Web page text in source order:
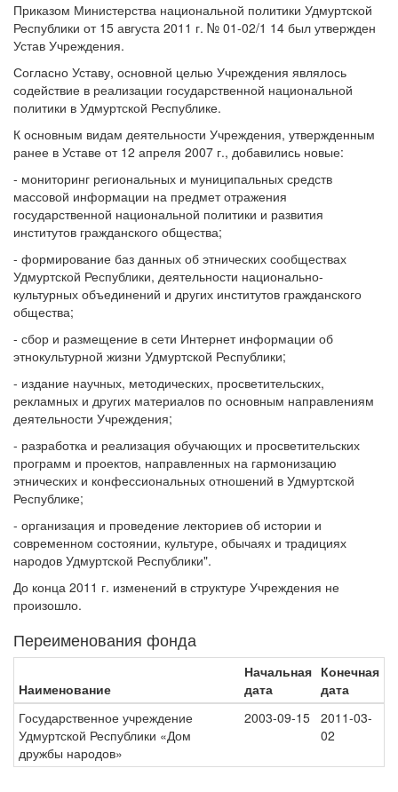
Приказом Министерства национальной политики Удмуртской
Республики от 15 августа 2011 г. № 01-02/1 14 был утвержден
Устав Учреждения.
Согласно Уставу, основной целью Учреждения являлось
содействие в реализации государственной национальной
политики в Удмуртской Республике.
К основным видам деятельности Учреждения, утвержденным
ранее в Уставе от 12 апреля 2007 г., добавились новые:
- мониторинг региональных и муниципальных средств
массовой информации на предмет отражения
государственной национальной политики и развития
институтов гражданского общества;
- формирование баз данных об этнических сообществах
Удмуртской Республики, деятельности национально-
культурных объединений и других институтов гражданского
общества;
- сбор и размещение в сети Интернет информации об
этнокультурной жизни Удмуртской Республики;
- издание научных, методических, просветительских,
рекламных и других материалов по основным направлениям
деятельности Учреждения;
- разработка и реализация обучающих и просветительских
программ и проектов, направленных на гармонизацию
этнических и конфессиональных отношений в Удмуртской
Республике;
- организация и проведение лекториев об истории и
современном состоянии, культуре, обычаях и традициях
народов Удмуртской Республики".
До конца 2011 г. изменений в структуре Учреждения не
произошло.
Переименования фонда
Наименование
Начальная
дата
Конечная
дата
Государственное учреждение
Удмуртской Республики «Дом
дружбы народов»
2003-09-15 2011-03-
02